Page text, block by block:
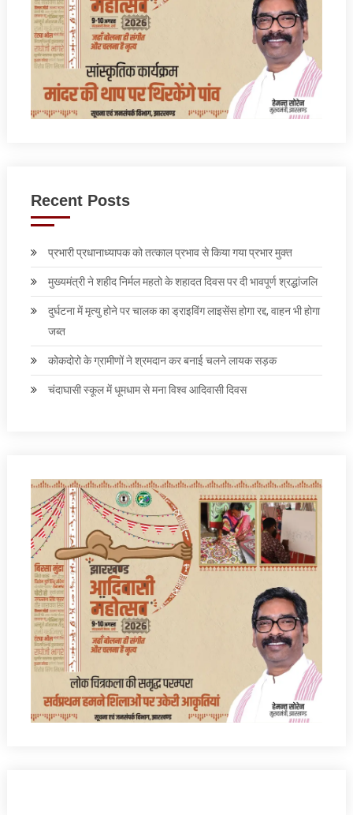
Recent Posts
प्रभारी प्रधानाध्यापक को तत्काल प्रभाव से किया गया प्रभार मुक्त
मुख्यमंत्री ने शहीद निर्मल महतो के शहादत दिवस पर दी भावपूर्ण श्रद्धांजलि
दुर्घटना में मृत्यु होने पर चालक का ड्राइविंग लाइसेंस होगा रद्द, वाहन भी होगा
जब्त
कोकदोरो के ग्रामीणों ने श्रमदान कर बनाई चलने लायक सड़क
चंदाघासी स्कूल में धूमधाम से मना विश्व आदिवासी दिवस